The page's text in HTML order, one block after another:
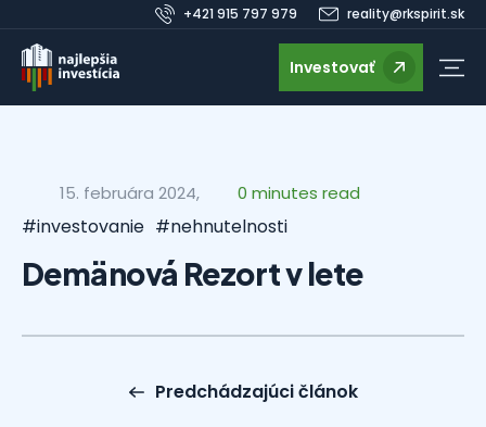
+421 915 797 979 reality@rkspirit.sk
Investovať
15. februára 2024, 0 minutes read
#investovanie #nehnutelnosti
Demänová Rezort v lete
Predchádzajúci článok